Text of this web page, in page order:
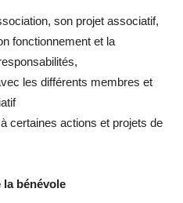
son projet associatif,
fonctionnement et la
les différents membres et
certaines actions et projets de
bénévole